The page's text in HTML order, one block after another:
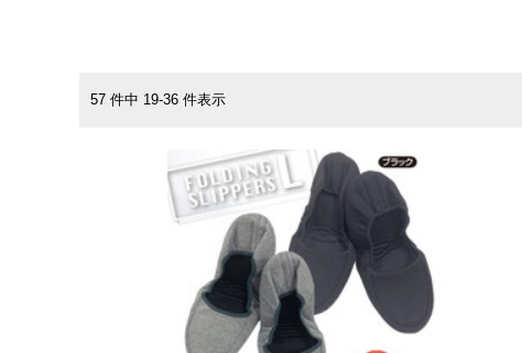
57 件中 19-36 件表示